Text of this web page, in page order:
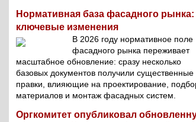
Нормативная база фасадного рынка:
ключевые изменения
В 2026 году нормативное поле
фасадного рынка переживает
масштабное обновление: сразу несколько
базовых документов получили существенные
правки, влияющие на проектирование,
материалов и монтаж фасадных систем.
Оргкомитет опубликовал